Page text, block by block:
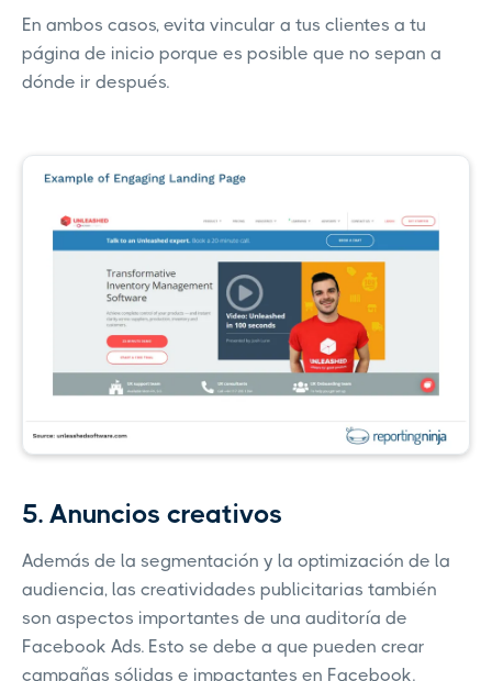
En ambos casos, evita vincular a tus clientes a tu
página de inicio porque es posible que no sepan a
dónde ir después.
5. Anuncios creativos
Además de la segmentación y la optimización de la
audiencia, las creatividades publicitarias también
son aspectos importantes de una auditoría de
Facebook Ads. Esto se debe a que pueden crear
campañas sólidas e impactantes en Facebook.